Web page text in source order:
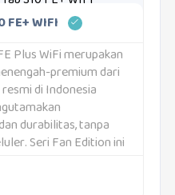
FE+ WIFI
Plus WiFi merupakan
premium dari
di Indonesia
durabilitas, tanpa
Seri Fan Edition ini
inti
lebih luas, dengan...